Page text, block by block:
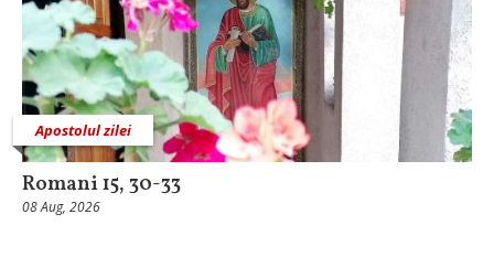
Apostolul zilei
Romani 15, 30-33
08 Aug, 2026